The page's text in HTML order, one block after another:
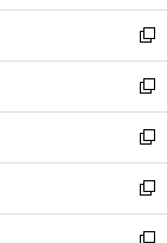
ウ
で
開
く
ン
ド
ウ
で
開
く
新
し
い
ウ
ィ
ン
ド
ウ
新
し
い
ウ
ィ
ン
新
し
い
ウ
新
し